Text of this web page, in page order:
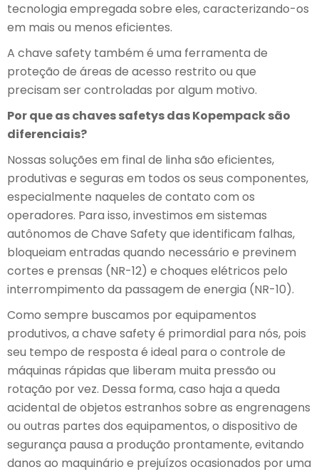
tecnologia empregada sobre eles, caracterizando-os
em mais ou menos eficientes.
A chave safety também é uma ferramenta de
proteção de áreas de acesso restrito ou que
precisam ser controladas por algum motivo.
Por que as chaves safetys das Kopempack são
diferenciais?
Nossas soluções em final de linha são eficientes,
produtivas e seguras em todos os seus componentes,
especialmente naqueles de contato com os
operadores. Para isso, investimos em sistemas
autônomos de Chave Safety que identificam falhas,
bloqueiam entradas quando necessário e previnem
cortes e prensas (NR-12) e choques elétricos pelo
interrompimento da passagem de energia (NR-10).
Como sempre buscamos por equipamentos
produtivos, a chave safety é primordial para nós, pois
seu tempo de resposta é ideal para o controle de
máquinas rápidas que liberam muita pressão ou
rotação por vez. Dessa forma, caso haja a queda
acidental de objetos estranhos sobre as engrenagens
ou outras partes dos equipamentos, o dispositivo de
segurança pausa a produção prontamente, evitando
danos ao maquinário e prejuízos ocasionados por uma